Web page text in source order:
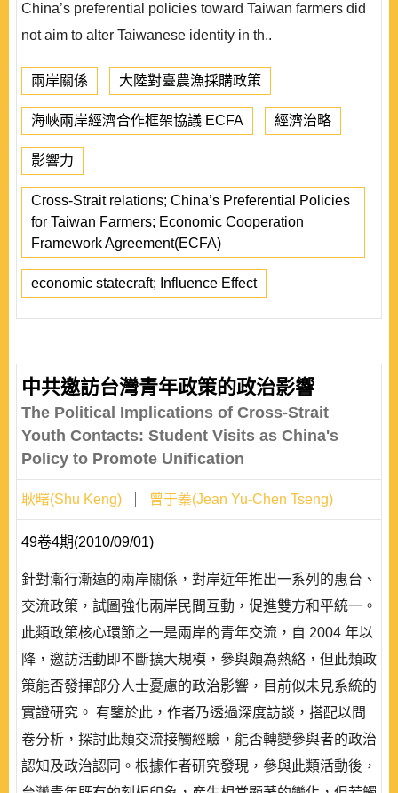
China’s preferential policies toward Taiwan farmers did
not aim to alter Taiwanese identity in th..
兩岸關係 大陸對臺農漁採購政策
海峽兩岸經濟合作框架協議 ECFA 經濟治略
影響力
Cross-Strait relations; China’s Preferential Policies
for Taiwan Farmers; Economic Cooperation
Framework Agreement(ECFA)
economic statecraft; Influence Effect
中共邀訪台灣青年政策的政治影響
The Political Implications of Cross-Strait
Youth Contacts: Student Visits as China's
Policy to Promote Unification
耿曙(Shu Keng) 曾于蓁(Jean Yu-Chen Tseng)
49卷4期(2010/09/01)
針對漸行漸遠的兩岸關係，對岸近年推出一系列的惠台、
交流政策，試圖強化兩岸民間互動，促進雙方和平統一。
此類政策核心環節之一是兩岸的青年交流，自 2004 年以
降，邀訪活動即不斷擴大規模，參與頗為熱絡，但此類政
策能否發揮部分人士憂慮的政治影響，目前似未見系統的
實證研究。 有鑒於此，作者乃透過深度訪談，搭配以問
卷分析，探討此類交流接觸經驗，能否轉變參與者的政治
認知及政治認同。根據作者研究發現，參與此類活動後，